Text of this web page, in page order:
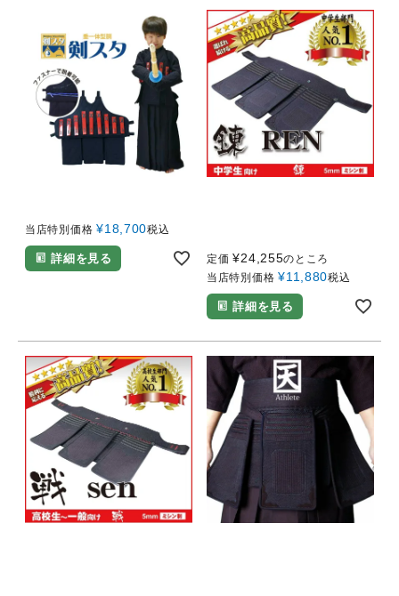
当店特別価格 ¥18,700税込
詳細を見る 定価 ¥24,255のところ
当店特別価格 ¥11,880税込
詳細を見る